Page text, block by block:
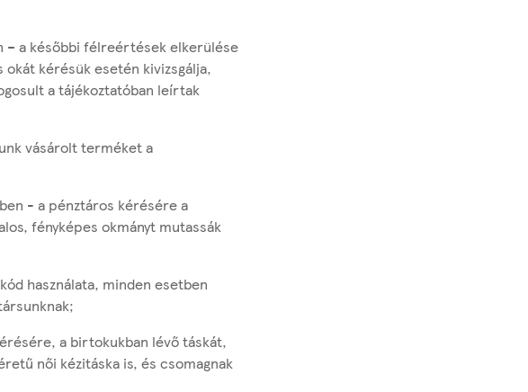
– a későbbi félreértések elkerülése
okát kérésük esetén kivizsgálja,
a tájékoztatóban leírtak
vásárolt terméket a
- a pénztáros kérésére a
fényképes okmányt mutassák
használata, minden esetben
a birtokukban lévő táskát,
női kézitáska is, és csomagnak